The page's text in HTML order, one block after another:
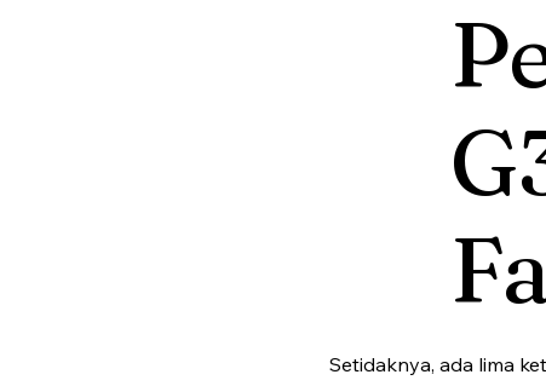
Setidaknya, ada lima